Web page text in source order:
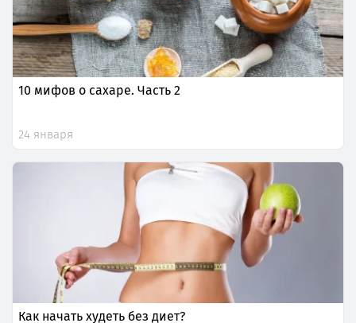
10 мифов о сахаре. Часть 2
24 января
Как начать худеть без диет?